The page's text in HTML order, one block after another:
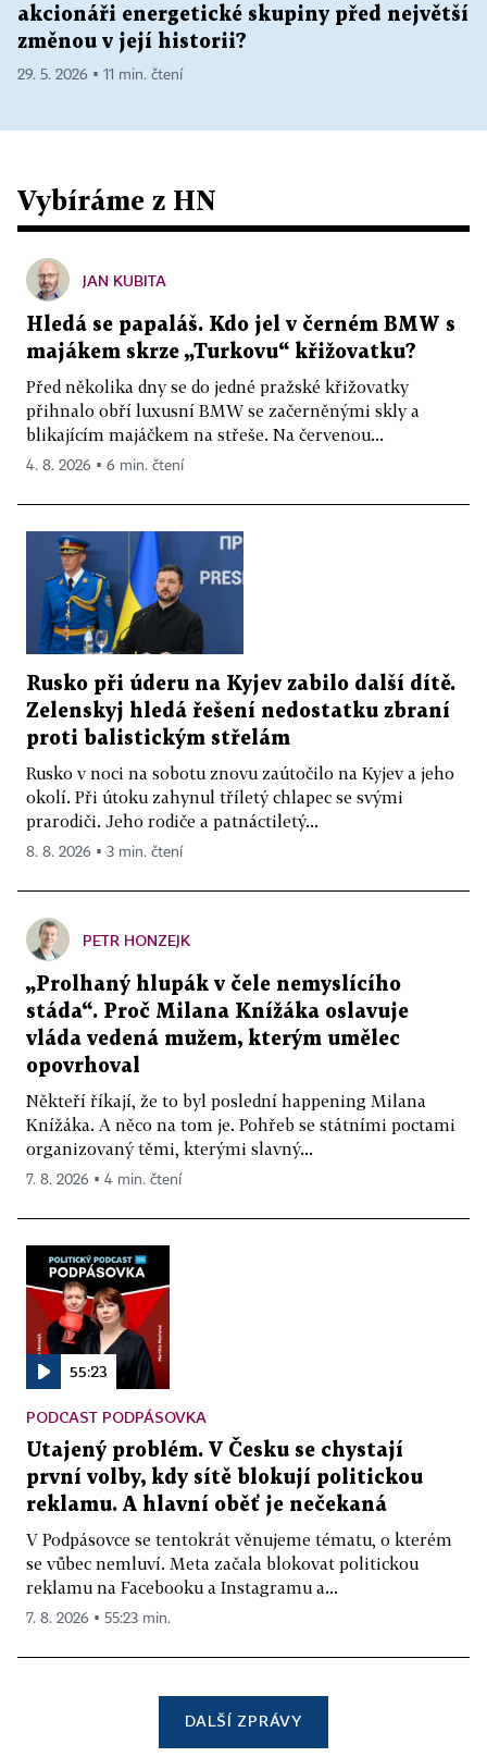
akcionáři energetické skupiny před největší
změnou v její historii?
29. 5. 2026 ▪ 11 min. čtení
Vybíráme z HN
JAN KUBITA
Hledá se papaláš. Kdo jel v černém BMW s
majákem skrze „Turkovu“ křižovatku?
Před několika dny se do jedné pražské křižovatky
přihnalo obří luxusní BMW se začerněnými skly a
blikajícím majáčkem na střeše. Na červenou...
4. 8. 2026 ▪ 6 min. čtení
Rusko při úderu na Kyjev zabilo další dítě.
Zelenskyj hledá řešení nedostatku zbraní
proti balistickým střelám
Rusko v noci na sobotu znovu zaútočilo na Kyjev a jeho
okolí. Při útoku zahynul tříletý chlapec se svými
prarodiči. Jeho rodiče a patnáctiletý...
8. 8. 2026 ▪ 3 min. čtení
PETR HONZEJK
„Prolhaný hlupák v čele nemyslícího
stáda“. Proč Milana Knížáka oslavuje
vláda vedená mužem, kterým umělec
opovrhoval
Někteří říkají, že to byl poslední happening Milana
Knížáka. A něco na tom je. Pohřeb se státními poctami
organizovaný těmi, kterými slavný...
7. 8. 2026 ▪ 4 min. čtení
55:23
PODCAST PODPÁSOVKA
Utajený problém. V Česku se chystají
první volby, kdy sítě blokují politickou
reklamu. A hlavní oběť je nečekaná
V Podpásovce se tentokrát věnujeme tématu, o kterém
se vůbec nemluví. Meta začala blokovat politickou
reklamu na Facebooku a Instagramu a...
7. 8. 2026 ▪ 55:23 min.
DALŠÍ ZPRÁVY